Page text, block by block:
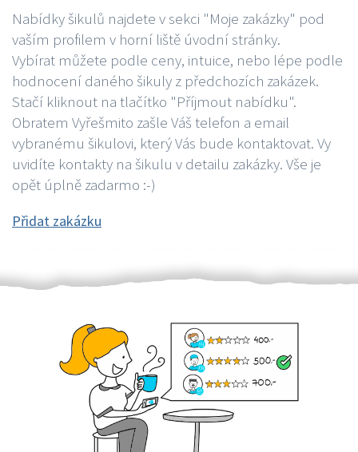
Nabídky šikulů najdete v sekci "Moje zakázky" pod
vaším profilem v horní liště úvodní stránky.
Vybírat můžete podle ceny, intuice, nebo lépe podle
hodnocení daného šikuly z předchozích zakázek.
Stačí kliknout na tlačítko "Příjmout nabídku".
Obratem Vyřešmito zašle Váš telefon a email
vybranému šikulovi, který Vás bude kontaktovat. Vy
uvidíte kontakty na šikulu v detailu zakázky. Vše je
opět úplně zadarmo :-)
Přidat zakázku